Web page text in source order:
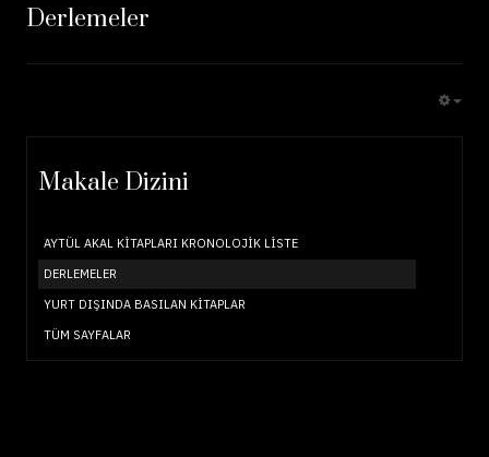
Derlemeler
Makale Dizini
AYTÜL AKAL KITAPLARI KRONOLOJIK LISTE
DERLEMELER
YURT DIŞINDA BASILAN KITAPLAR
TÜM SAYFALAR